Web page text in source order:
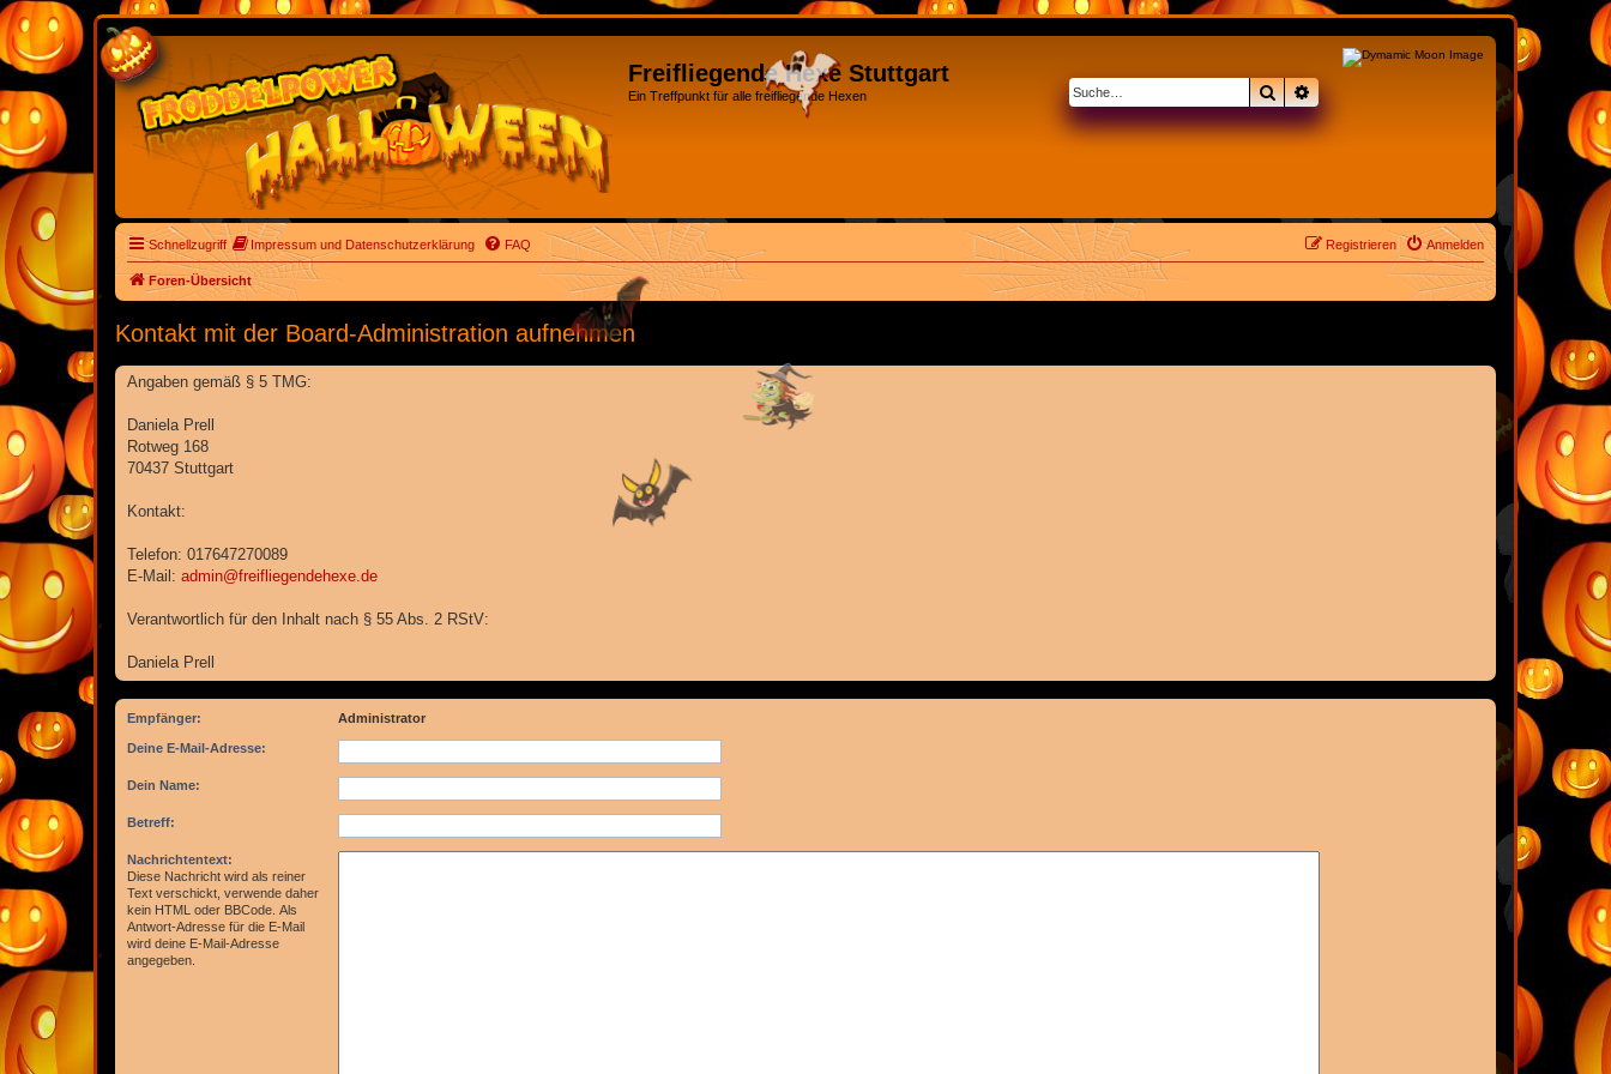
Freifliegende Hexe Stuttgart
Ein Treffpunkt für alle freifliegende Hexen SucheErweiterte Suche
Schnellzugriff Impressum und Datenschutzerklärung FAQ Anmelden
Registrieren
Foren-Übersicht
Kontakt mit der Board-Administration aufnehmen
Angaben gemäß § 5 TMG:
Daniela Prell
Rotweg 168
70437 Stuttgart
Kontakt:
Telefon: 017647270089
E-Mail: admin@freifliegendehexe.de
Verantwortlich für den Inhalt nach § 55 Abs. 2 RStV:
Daniela Prell
Empfänger: Administrator
Deine E-Mail-Adresse:
Dein Name:
Betreff:
Nachrichtentext:
Diese Nachricht wird als reiner
Text verschickt, verwende daher
kein HTML oder BBCode. Als
Antwort-Adresse für die E-Mail
wird deine E-Mail-Adresse
angegeben.